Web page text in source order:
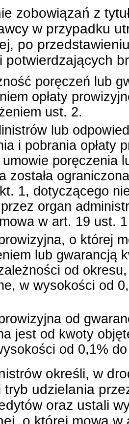
zobowiązań z
w przypadku
po
potwierdzających
poręczeń lub
opłaty
ust. 2.
lub
i pobrania opłaty
poręczenia
została
1, dotyczącego
organ
w art. 19 ust.
o której
lub gwarancją
od
w wysokości od
od
jest od kwoty
od 0,1%
określi, w
tryb udzielania
oraz ustali